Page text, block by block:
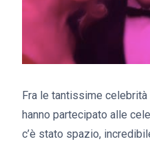
Fra le tantissime
hanno partecipato alle
c’è stato spazio,